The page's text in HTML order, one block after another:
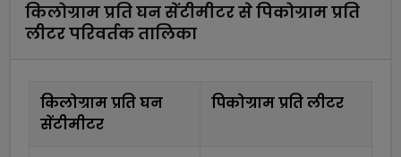
किलोग्राम प्रति घन सेंटीमीटरसेपिकोग्राम प्रति
लीटरपरिवर्तक तालिका
किलोग्राम प्रति घन
सेंटीमीटर
पिकोग्राम प्रति लीटर